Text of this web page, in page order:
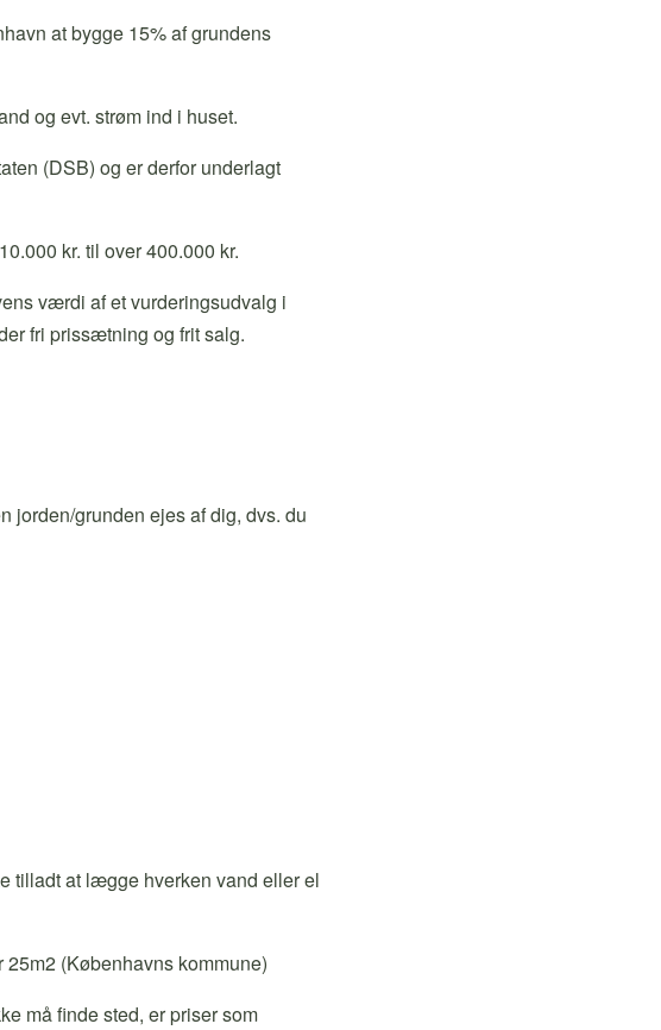
at bygge 15% af grundens
og evt. strøm ind i huset.
(DSB) og er derfor underlagt
kr. til over 400.000 kr.
værdi af et vurderingsudvalg i
fri prissætning og frit salg.
jorden/grunden ejes af dig, dvs. du
tilladt at lægge hverken vand eller el
(Københavns kommune)
må finde sted, er priser som